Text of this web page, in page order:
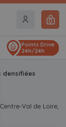
0
Points Drive
24h/24h
densifiées
Val de Loire,